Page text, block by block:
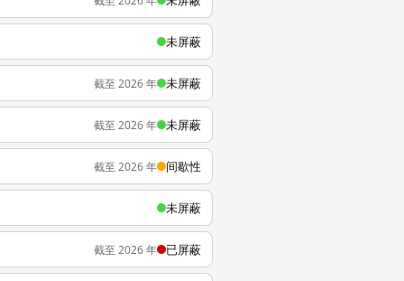
未屏蔽
截至 2026 年 未屏蔽
截至 2026 年 未屏蔽
截至 2026 年 间歇性
未屏蔽
截至 2026 年 已屏蔽